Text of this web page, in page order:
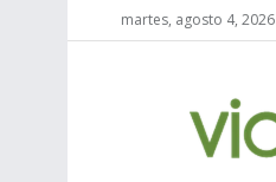
martes, agosto 4, 2026